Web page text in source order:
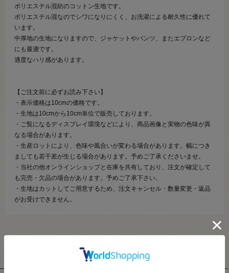
ポリエステル混紡のコットン生地です。
ポリエステル混なのでシワになりにくく、お洗濯による耐久性に優れて
います。
中厚地の生地になりますので、ジャケットやパンツ、またエプロンなど
にも最適です。
適度なハリ感があります。
【ご注文前に必ずお読み下さい】
・表示価格は10cmの価格です。
・生地は10cmから10cm単位で販売しております。
・ご覧になるディスプレイ環境などにより、商品画像と実物の色味が異
なる場合があります。
・生産ロットにより、色味や風合いが変わる場合があります。幅につき
ましても若干差が生じる場合があります。予めご了承くださいませ。
・当社の他オンラインショップと在庫を共有しており、注文が確定して
も完売・欠品の場合があります。予めご了承下さい。
・生地はカットしてご用意するため、注文キャンセル・数量変更・返品
がお受けできません。